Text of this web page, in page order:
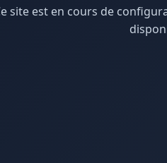
site est en cours de